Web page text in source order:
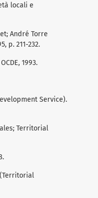
locali e
André Torre
p. 211-232.
1993.
Service).
Territorial
(Territorial